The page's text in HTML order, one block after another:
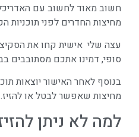
חשוב מאוד לחשוב עם
מחיצות החדרים לפני תוכניות
עצה שלי אישית קחו את
סופי, דמינו אתכם מסתובבים
בנוסף לאחר האישור יוצאות
מחיצות שאפשר לבטל או להזיז.
למה לא ניתן